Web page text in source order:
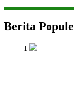
Berita
1